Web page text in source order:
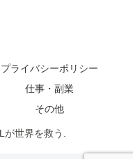
プライバシーポリシー
仕事・副業
その他
世界を救う.